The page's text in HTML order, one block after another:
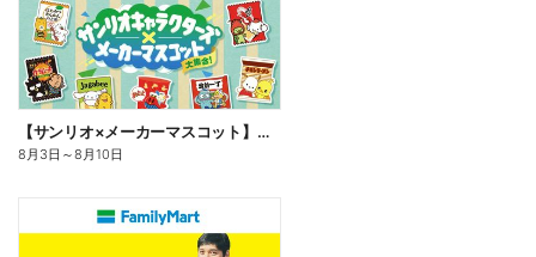
【サンリオ×メーカーマスコット】オリジナルグッズ貰える!
8月3日 ～8月10日